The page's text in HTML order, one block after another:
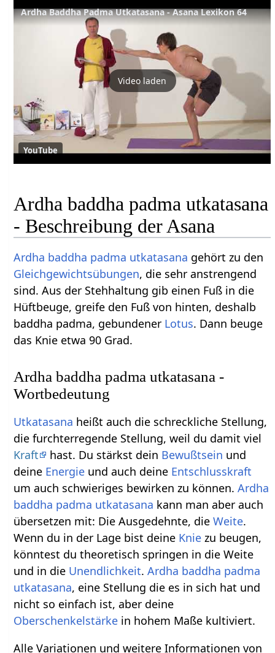
Ardha Baddha Padma Utkatasana - Asana Lexikon 64
Video laden
YouTube
Ardha baddha padma utkatasana
- Beschreibung der Asana
Ardha baddha padma utkatasana gehört zu den
Gleichgewichtsübungen, die sehr anstrengend
sind. Aus der Stehhaltung gib einen Fuß in die
Hüftbeuge, greife den Fuß von hinten, deshalb
baddha padma, gebundener Lotus. Dann beuge
das Knie etwa 90 Grad.
Ardha baddha padma utkatasana -
Wortbedeutung
Utkatasana heißt auch die schreckliche Stellung,
die furchterregende Stellung, weil du damit viel
Kraft
hast. Du stärkst dein Bewußtsein und
deine Energie und auch deine Entschlusskraft
um auch schwieriges bewirken zu können.Ardha
baddha padma utkatasana kann man aber auch
übersetzen mit: Die Ausgedehnte, dieWeite.
Wenn du in der Lage bist deine Knie zu beugen,
könntest du theoretisch springen in die Weite
und in die Unendlichkeit.Ardha baddha padma
utkatasana, eine Stellung die es in sich hat und
nicht so einfach ist, aber deine
Oberschenkelstärke in hohem Maße kultiviert.
Alle Variationen und weitere Informationen von